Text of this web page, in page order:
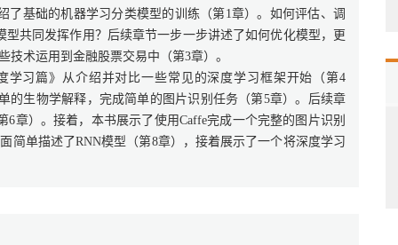
基础的机器学习分类模型的训练（第1章）。如何评估、调
共同发挥作用？后续章节一步一步讲述了如何优化模型，更
术运用到金融股票交易中（第3章）。
学习篇》从介绍并对比一些常见的深度学习框架开始（第4
的生物学解释，完成简单的图片识别任务（第5章）。后续章
章）。接着，本书展示了使用Caffe完成一个完整的图片识别
简单描述了RNN模型（第8章），接着展示了一个将深度学习